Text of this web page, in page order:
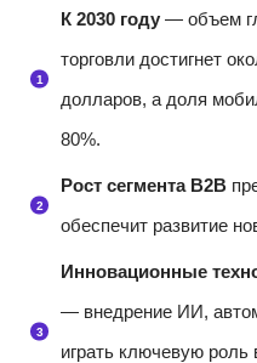
К 2030 году — объем
торговли достигнет
долларов, а доля
80%.
Рост сегмента B2B
обеспечит развитие
Инновационные
— внедрение ИИ,
играть ключевую роль